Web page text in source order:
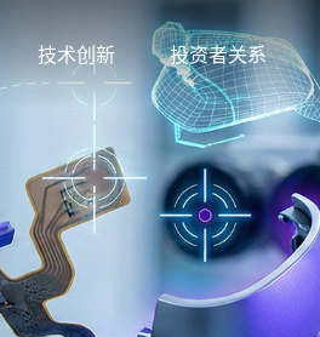
技术创新 投资者关系